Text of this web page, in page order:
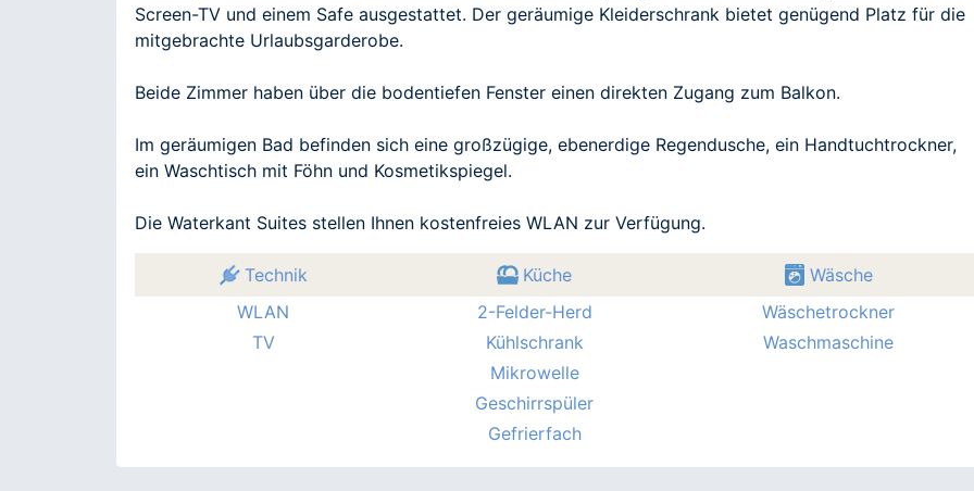
Screen-TV und einem Safe ausgestattet. Der geräumige Kleiderschrank bietet genügend Platz für die
mitgebrachte Urlaubsgarderobe.
Beide Zimmer haben über die bodentiefen Fenster einen direkten Zugang zum Balkon.
Im geräumigen Bad befinden sich eine großzügige, ebenerdige Regendusche, ein Handtuchtrockner,
ein Waschtisch mit Föhn und Kosmetikspiegel.
Die Waterkant Suites stellen Ihnen kostenfreies WLAN zur Verfügung.
Technik
WLAN
TV
Küche
2-Felder-Herd
Kühlschrank
Mikrowelle
Geschirrspüler
Gefrierfach
Wäsche
Wäschetrockner
Waschmaschine